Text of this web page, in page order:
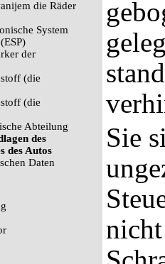
die Räder
System
der
(die
(die
Abteilung
des
des Autos
Daten
Sie